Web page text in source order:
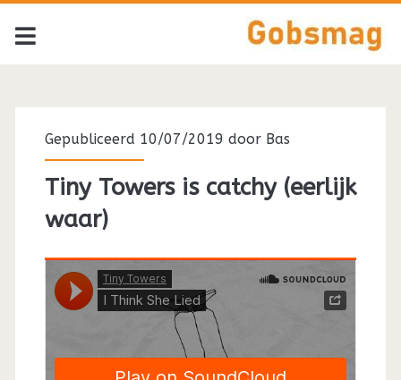
<span>Gotye</span>
Gepubliceerd 10/07/2019 door Bas
Tiny Towers is catchy (eerlijk
waar)